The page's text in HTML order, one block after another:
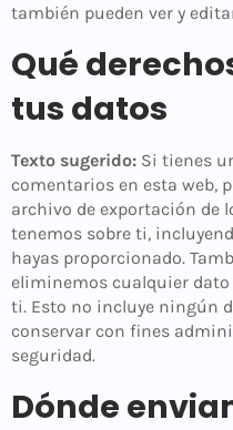
también pueden ver y
Qué
tus datos
Texto sugerido: Si tienes
comentarios en esta web,
archivo de exportación de
tenemos sobre ti,
hayas proporcionado.
eliminemos cualquier
ti. Esto no incluye ningún
conservar con fines
seguridad.
Dónde